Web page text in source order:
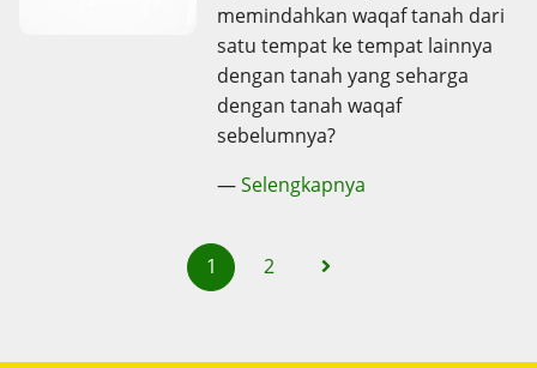
memindahkan waqaf tanah dari
satu tempat ke tempat lainnya
dengan tanah yang seharga
dengan tanah waqaf
sebelumnya?
—Selengkapnya
1 2